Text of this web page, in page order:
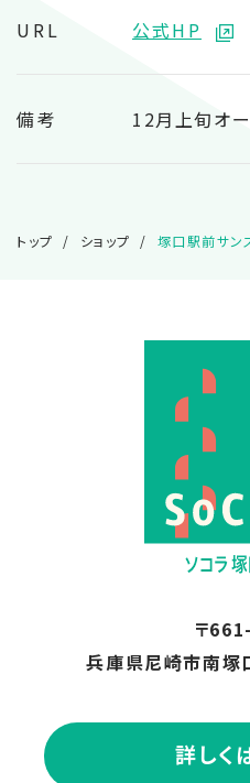
URL 公式HP
備考 12月上旬オ
トップ ショップ 塚口駅前サン
〒
兵庫県尼崎市南塚
詳しく